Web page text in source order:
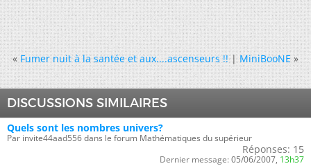
« Fumer nuit à la santée et aux....ascenseurs !!|MiniBooNE »
DISCUSSIONS SIMILAIRES
Quels sont les nombres univers?
Par invite44aad556 dans le forum Mathématiques du supérieur
Réponses: 15
Dernier message: 05/06/2007, 13h37